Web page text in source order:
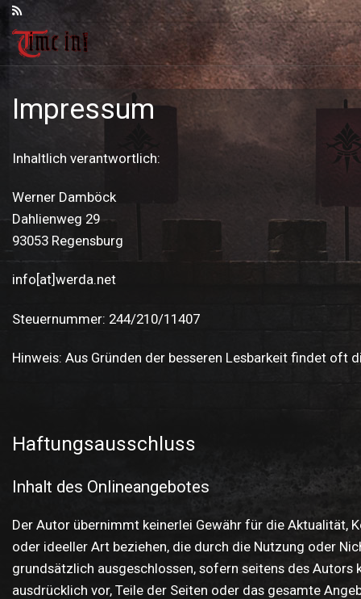
Zum Inhalt springen
Impressum
Inhaltlich verantwortlich:
Werner Damböck
Dahlienweg 29
93053 Regensburg
info[at]werda.net
Steuernummer: 244/210/11407
Hinweis: Aus Gründen der besseren Lesbarkeit findet oft
Haftungsausschluss
Inhalt des Onlineangebotes
Der Autor übernimmt keinerlei Gewähr für die Aktualität,
oder ideeller Art beziehen, die durch die Nutzung oder
grundsätzlich ausgeschlossen, sofern seitens des
ausdrücklich vor, Teile der Seiten oder das gesamte